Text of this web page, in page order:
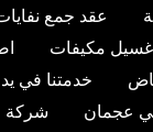
عقد جمع
مكيفات
خدمتنا في
عجمان
شركة